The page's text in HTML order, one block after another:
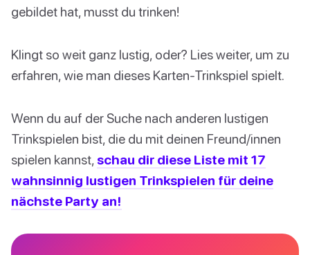
gebildet hat, musst du trinken!
Klingt so weit ganz lustig, oder? Lies weiter, um zu
erfahren, wie man dieses Karten-Trinkspiel spielt.
Wenn du auf der Suche nach anderen lustigen
Trinkspielen bist, die du mit deinen Freund/innen
spielen kannst, schau dir diese Liste mit 17
wahnsinnig lustigen Trinkspielen für deine
nächste Party an!